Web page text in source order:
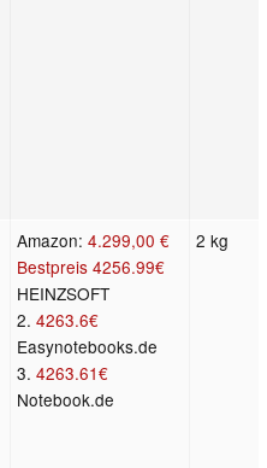
Amazon:4.299,00 €
Bestpreis 4256.99€
HEINZSOFT
2.4263.6€
Easynotebooks.de
3.4263.61€
Notebook.de
2 kg